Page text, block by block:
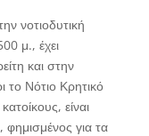
νοτιοδυτική
μ., έχει
και στην
το Νότιο Κρητικό
είναι
φημισμένος για τα